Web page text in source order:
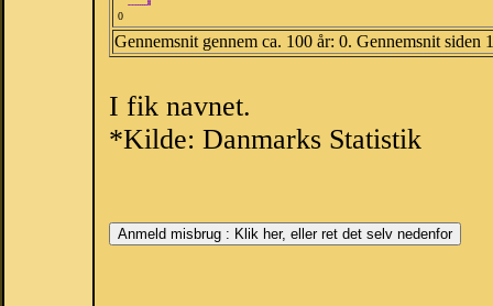
0
Gennemsnit gennem ca. 100 år: 0. Gennemsnit siden
I fik navnet.
*Kilde: Danmarks Statistik